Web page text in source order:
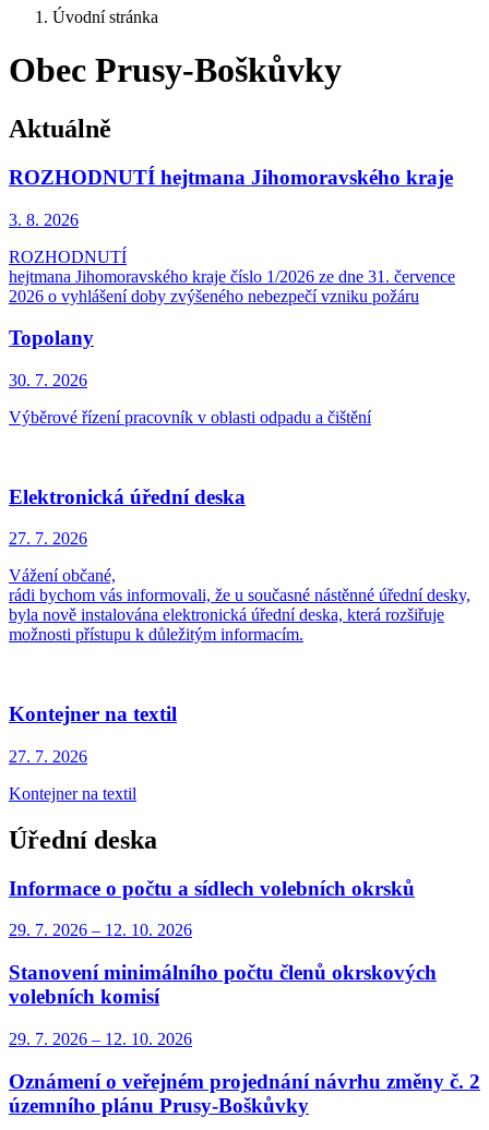
Úvodní stránka
Obec Prusy-Boškůvky
Aktuálně
ROZHODNUTÍ hejtmana Jihomoravského kraje
3. 8. 2026
ROZHODNUTÍ
hejtmana Jihomoravského kraje číslo 1/2026 ze dne 31. července
2026 o vyhlášení doby zvýšeného nebezpečí vzniku požáru
Topolany
30. 7. 2026
Výběrové řízení pracovník v oblasti odpadu a čištění
Elektronická úřední deska
27. 7. 2026
Vážení občané,
rádi bychom vás informovali, že u současné nástěnné úřední desky,
byla nově instalována elektronická úřední deska, která rozšiřuje
možnosti přístupu k důležitým informacím.
Kontejner na textil
27. 7. 2026
Kontejner na textil
Úřední deska
Informace o počtu a sídlech volebních okrsků
29. 7. 2026 – 12. 10. 2026
Stanovení minimálního počtu členů okrskových
volebních komisí
29. 7. 2026 – 12. 10. 2026
Oznámení o veřejném projednání návrhu změny č. 2
územního plánu Prusy-Boškůvky